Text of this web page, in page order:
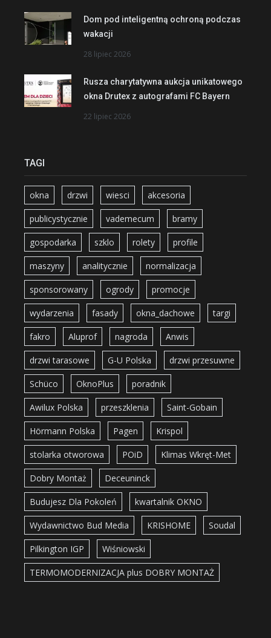
Dom pod inteligentną ochroną podczas
wakacji
28 lipiec 2026
Rusza charytatywna aukcja unikatowego
okna Drutex z autografami FC Bayern
22 lipiec 2026
TAGI
okna drzwi wiesci akcesoria
publicystycznie vademecum bramy
gospodarka szklo rolety profile
maszyny analitycznie normalizacja
sponsorowany ogrody promocje
wydarzenia fasady okna_dachowe targi
fakro Aluprof nagroda Anwis
drzwi tarasowe G-U Polska drzwi przesuwne
Schüco OknoPlus poradnik
Awilux Polska przeszklenia Saint-Gobain
Hörmann Polska Pagen Krispol
stolarka otworowa POiD Klimas Wkręt-Met
Dobry Montaż Deceuninck
Budujesz Dla Pokoleń kwartalnik OKNO
Wydawnictwo Bud Media KRISHOME Soudal
Pilkington IGP Wiśniowski
TERMOMODERNIZACJA plus DOBRY MONTAŻ